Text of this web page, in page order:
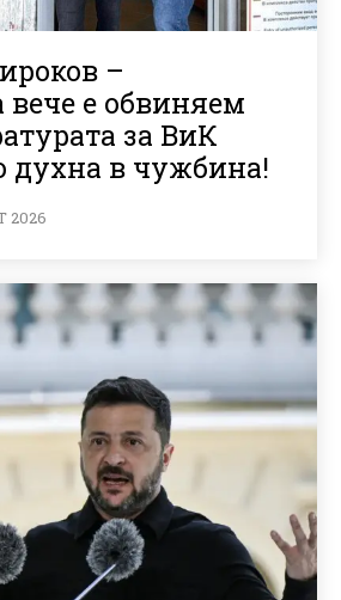
–
е обвиняем
за ВиК
духна в чужбина!
2026